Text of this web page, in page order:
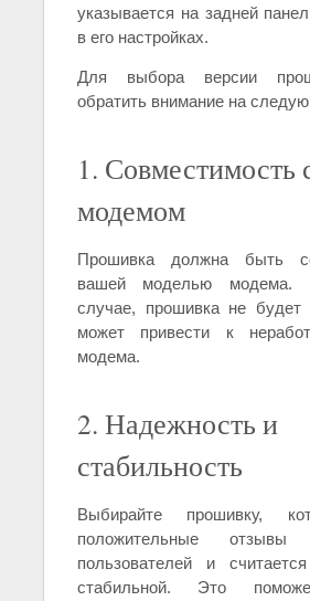
указывается на задней
в его настройках.
Для выбора версии
обратить внимание на
1. Совместимость
модемом
Прошивка должна быть
вашей моделью модема.
случае, прошивка не будет
может привести к
модема.
2. Надежность и
стабильность
Выбирайте прошивку,
положительные
пользователей и
стабильной. Это